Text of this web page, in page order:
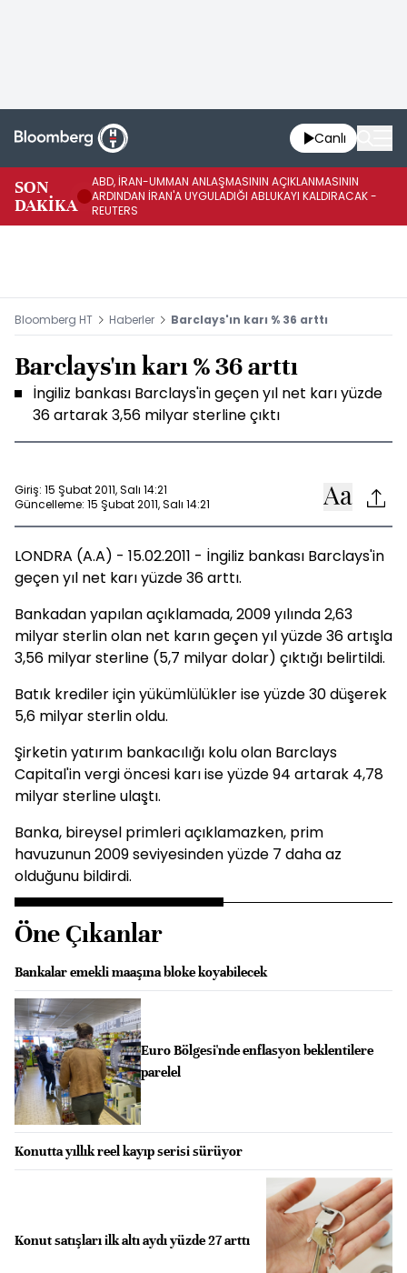
Canlı
SON
DAKİKA
ABD, İRAN-UMMAN ANLAŞMASININ AÇIKLANMASININ
ARDINDAN İRAN'A UYGULADIĞI ABLUKAYI KALDIRACAK -
REUTERS
Bloomberg HT Haberler Barclays'ın karı % 36 arttı
Barclays'ın karı % 36 arttı
İngiliz bankası Barclays'in geçen yıl net karı yüzde
36 artarak 3,56 milyar sterline çıktı
Giriş: 15 Şubat 2011, Salı 14:21
Güncelleme: 15 Şubat 2011, Salı 14:21
LONDRA (A.A) - 15.02.2011 - İngiliz bankası Barclays'in
geçen yıl net karı yüzde 36 arttı.
Bankadan yapılan açıklamada, 2009 yılında 2,63
milyar sterlin olan net karın geçen yıl yüzde 36 artışla
3,56 milyar sterline (5,7 milyar dolar) çıktığı belirtildi.
Batık krediler için yükümlülükler ise yüzde 30 düşerek
5,6 milyar sterlin oldu.
Şirketin yatırım bankacılığı kolu olan Barclays
Capital'in vergi öncesi karı ise yüzde 94 artarak 4,78
milyar sterline ulaştı.
Banka, bireysel primleri açıklamazken, prim
havuzunun 2009 seviyesinden yüzde 7 daha az
olduğunu bildirdi.
Öne Çıkanlar
Bankalar emekli maaşına bloke koyabilecek
Euro Bölgesi'nde enflasyon beklentilere
parelel
Konutta yıllık reel kayıp serisi sürüyor
Konut satışları ilk altı aydı yüzde 27 arttı